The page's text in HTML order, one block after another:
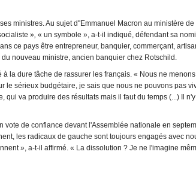
ministres. Au sujet d''Emmanuel Macron au ministère
», « un symbole », a-t-il indiqué, défendant sa
ce pays être entrepreneur, banquier, commerçant,
nouveau ministre, ancien banquier chez Rotschild.
la dure tâche de rassurer les français. « Nous ne
le sérieux budgétaire, je sais que nous ne pouvons pas
va produire des résultats mais il faut du temps (...) Il
de confiance devant l'Assemblée nationale en
les radicaux de gauche sont toujours engagés avec
», a-t-il affirmé. « La dissolution ? Je ne l'imagine